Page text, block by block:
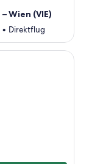
Wien (VIE)
• Direktflug